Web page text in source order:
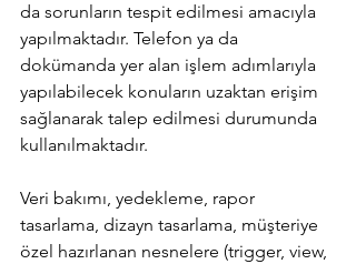
da sorunların tespit edilmesi amacıyla
yapılmaktadır. Telefon ya da
dokümanda yer alan işlem adımlarıyla
yapılabilecek konuların uzaktan erişim
sağlanarak talep edilmesi durumunda
kullanılmaktadır.
Veri bakımı, yedekleme, rapor
tasarlama, dizayn tasarlama, müşteriye
özel hazırlanan nesnelere (trigger, view,